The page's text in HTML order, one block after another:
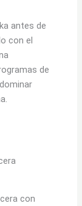
antes de
con el
de
con